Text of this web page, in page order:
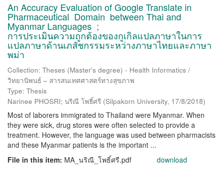
An Accuracy Evaluation of Google Translate in
Pharmaceutical Domain between Thai and
Myanmar Languages ;
การประเมินความถูกต้องของกูเกิลแปลภาษาในการ
แปลภาษาด้านเภสัชกรรมระหว่างภาษาไทยและภาษา
พม่า
Collection: Theses (Master's degree) - Health Informatics /
วิทยานิพนธ์ – สารสนเทศศาสตร์ทางสุขภาพ
Type: Thesis
Narinee PHOSRI; นริณี โพธิ์ศรี (Silpakorn University, 17/8/2018)
Most of laborers immigrated to Thailand were Myanmar. When
they were sick, drug stores were often selected to provide a
treatment. However, the language was used between pharmacists
and these Myanmar patients is the important ...
File in this item: MA_นริณี_โพธิ์ศรี.pdf download